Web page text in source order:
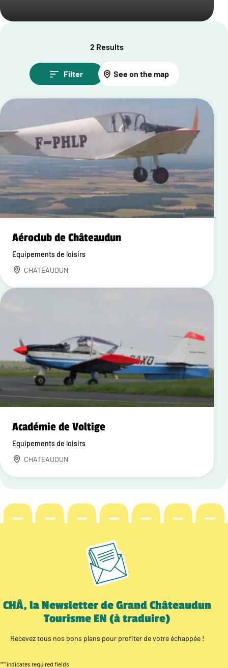
2 Results
Filter See on the map
Aéroclub de Châteaudun
Equipements de loisirs
CHATEAUDUN
Académie de Voltige
Equipements de loisirs
CHATEAUDUN
CHÂ, la Newsletter de Grand Châteaudun
Tourisme EN (à traduire)
Recevez tous nos bons plans pour profiter de votre échappée !
"*" indicates required fields